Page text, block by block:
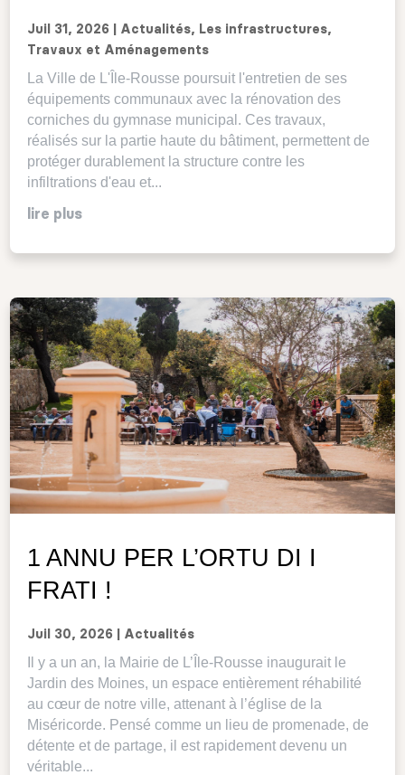
Juil 31, 2026 Actualités, Les infrastructures,
Travaux et Aménagements
La Ville de L'Île-Rousse poursuit l'entretien de ses
équipements communaux avec la rénovation des
corniches du gymnase municipal. Ces travaux,
réalisés sur la partie haute du bâtiment, permettent de
protéger durablement la structure contre les
infiltrations d'eau et...
lire plus
1 ANNU PER L’ORTU DI I
FRATI !
Juil 30, 2026 Actualités
Il y a un an, la Mairie de L’Île-Rousse inaugurait le
Jardin des Moines, un espace entièrement réhabilité
au cœur de notre ville, attenant à l’église de la
Miséricorde. Pensé comme un lieu de promenade, de
détente et de partage, il est rapidement devenu un
véritable...